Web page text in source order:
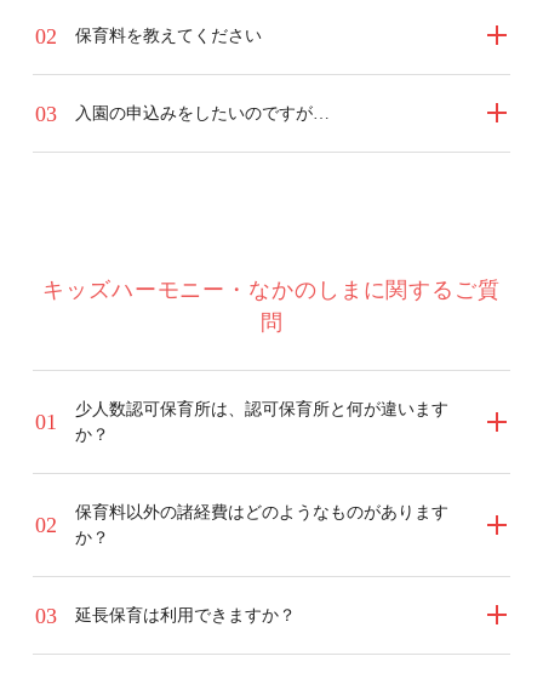
2 保育料を教えてください
3 入園の申込みをしたいのですが…
キッズハーモニー・なかのしまに関するご質
問
1
少人数認可保育所は、認可保育所と何が違います
か？
2
保育料以外の諸経費はどのようなものがあります
か？
3 延長保育は利用できますか？